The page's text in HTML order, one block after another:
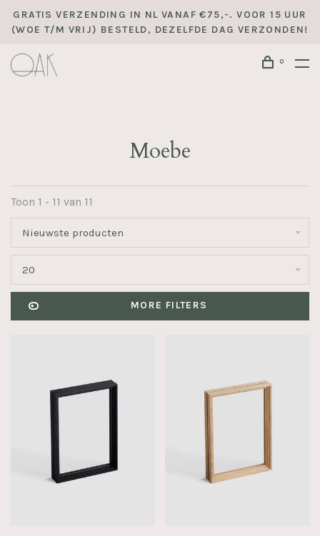
GRATIS VERZENDING IN NL VANAF €75,-. VOOR 15 UUR
(WOE T/M VRIJ) BESTELD, DEZELFDE DAG VERZONDEN!
0
Moebe
Toon 1 - 11 van 11
Nieuwste producten
20
MORE FILTERS